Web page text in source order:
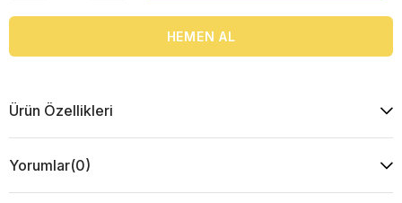
Ürün Özellikleri
Yorumlar(0)